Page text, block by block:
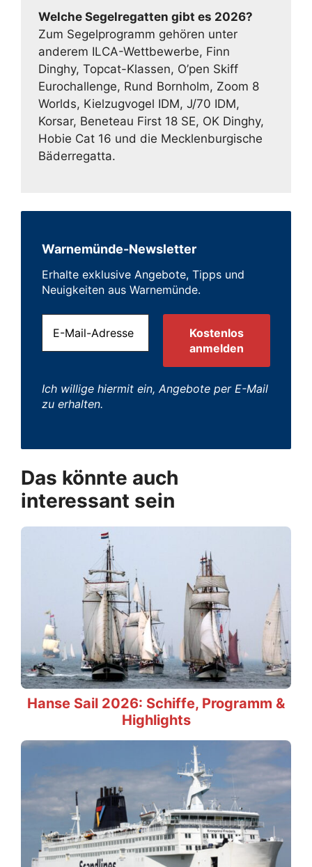
Welche Segelregatten gibt es 2026?
Zum Segelprogramm gehören unter
anderem ILCA-Wettbewerbe, Finn
Dinghy, Topcat-Klassen, O’pen Skiff
Eurochallenge, Rund Bornholm, Zoom 8
Worlds, Kielzugvogel IDM, J/70 IDM,
Korsar, Beneteau First 18 SE, OK Dinghy,
Hobie Cat 16 und die Mecklenburgische
Bäderregatta.
Warnemünde-Newsletter
Erhalte exklusive Angebote, Tipps und
Neuigkeiten aus Warnemünde.
Ich willige hiermit ein, Angebote per E-Mail
zu erhalten.
Das könnte auch
interessant sein
Hanse Sail 2026: Schiffe, Programm &
Highlights